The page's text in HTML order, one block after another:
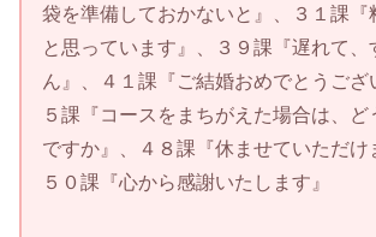
袋を準備しておかないと』、３１課『
と思っています』、３９課『遅れて、
ん』、４１課『ご結婚おめでとうござ
５課『コースをまちがえた場合は、ど
ですか』、４８課『休ませていただけ
５０課『心から感謝いたします』